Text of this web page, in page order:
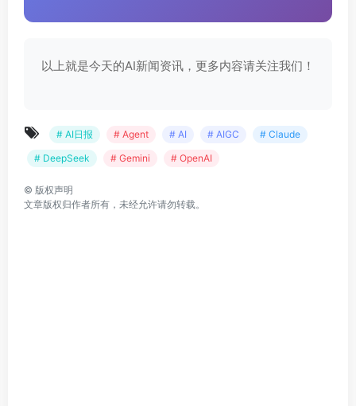
以上就是今天的AI新闻资讯，更多内容请关注我们！
# AI日报 # Agent # AI # AIGC
# Claude
# DeepSeek
# Gemini # OpenAI
© 版权声明
文章版权归作者所有，未经允许请勿转载。